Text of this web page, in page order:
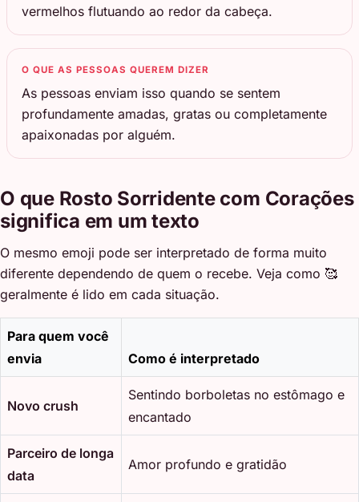
vermelhos flutuando ao redor da cabeça.
O QUE AS PESSOAS QUEREM DIZER
As pessoas enviam isso quando se sentem
profundamente amadas, gratas ou completamente
apaixonadas por alguém.
O que Rosto Sorridente com Corações
significa em um texto
O mesmo emoji pode ser interpretado de forma muito
diferente dependendo de quem o recebe. Veja como 🥰
geralmente é lido em cada situação.
Para quem você
envia
Como é interpretado
Novo crush
Sentindo borboletas no estômago e
encantado
Parceiro de longa
data
Amor profundo e gratidão